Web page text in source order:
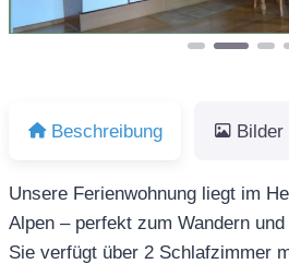
Beschreibung Bilder
Unsere Ferienwohnung liegt im
Alpen – perfekt zum Wandern
Sie verfügt über 2 Schlafzimmer